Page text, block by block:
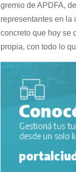
gremio de APDFA,
representantes en la
concreto que hoy se
propia, con todo lo